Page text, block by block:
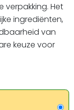
verpakking. Het
ingrediënten,
van
keuze voor